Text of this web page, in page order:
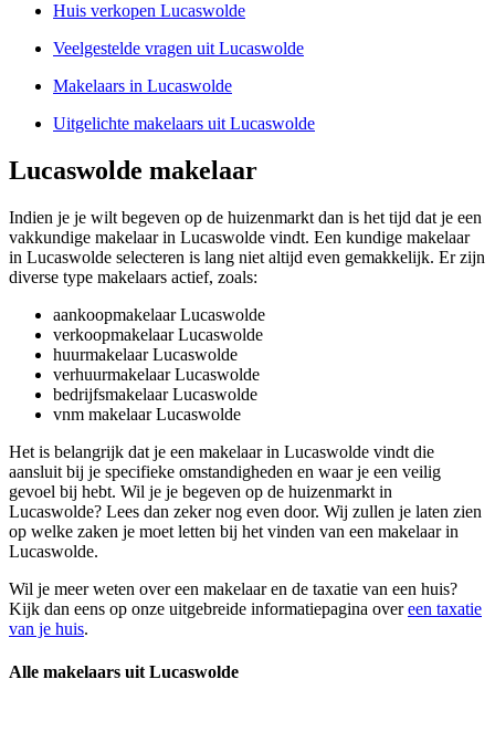
Huis verkopen Lucaswolde
Veelgestelde vragen uit Lucaswolde
Makelaars in Lucaswolde
Uitgelichte makelaars uit Lucaswolde
Lucaswolde makelaar
Indien je je wilt begeven op de huizenmarkt dan is het tijd dat je een
vakkundige makelaar in Lucaswolde vindt. Een kundige makelaar
in Lucaswolde selecteren is lang niet altijd even gemakkelijk. Er zijn
diverse type makelaars actief, zoals:
aankoopmakelaar Lucaswolde
verkoopmakelaar Lucaswolde
huurmakelaar Lucaswolde
verhuurmakelaar Lucaswolde
bedrijfsmakelaar Lucaswolde
vnm makelaar Lucaswolde
Het is belangrijk dat je een makelaar in Lucaswolde vindt die
aansluit bij je specifieke omstandigheden en waar je een veilig
gevoel bij hebt. Wil je je begeven op de huizenmarkt in
Lucaswolde? Lees dan zeker nog even door. Wij zullen je laten zien
op welke zaken je moet letten bij het vinden van een makelaar in
Lucaswolde.
Wil je meer weten over een makelaar en de taxatie van een huis?
Kijk dan eens op onze uitgebreide informatiepagina overeen taxatie
van je huis.
Alle makelaars uit Lucaswolde